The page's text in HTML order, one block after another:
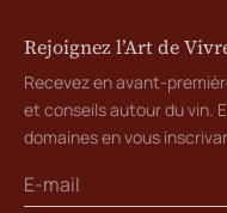
Rejoignez l’Art de
Recevez en avant-
et conseils autour du vin.
domaines en vous